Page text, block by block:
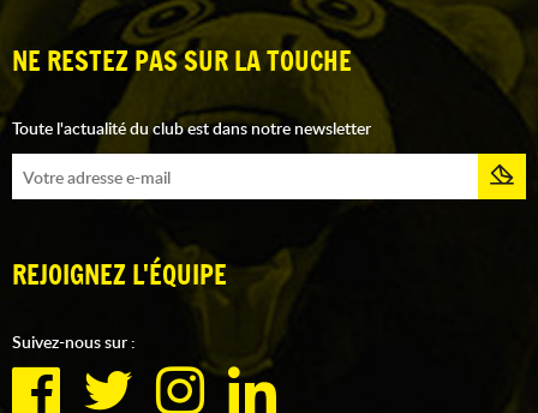
NE RESTEZ PAS SUR LA TOUCHE
Toute l'actualité du club est dans notre newsletter
REJOIGNEZ L'ÉQUIPE
Suivez-nous sur :